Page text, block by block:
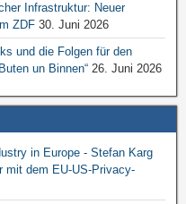
Infrastruktur: Neuer
ZDF 30. Juni 2026
und die Folgen für den
un Binnen“ 26. Juni 2026
in Europe - Stefan Karg
mit dem EU-US-Privacy-